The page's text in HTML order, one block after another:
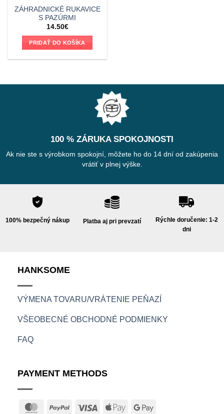
ZÁHRADNICKÉ RUKAVICE
S PAZÚRMI
14.50€
PRIDAŤ DO KOŠÍKA
100 % ZÁRUKA SPOKOJNOSTI
Ak nie ste s výrobkom spokojní, môžete ho do 14 dní od zakúpenia
vrátiť v plnej výške.
100% bezpečný nákup Platba aj pri prevzatí
Rýchle doručenie: 1-2
dni
HANKSOME
VÝMENA TOVARU/VRÁTENIE PEŇAZÍ
VŠEOBECNÉ OBCHODNÉ PODMIENKY
FAQ
PAYMENT METHODS
MasterCardPayPal Visa Apple Google